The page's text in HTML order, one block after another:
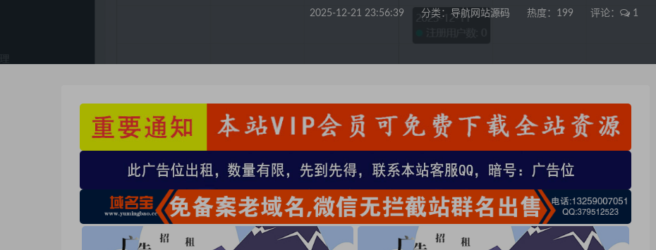
2025-12-21 23:56:39 分类： 导航网站源码 热度：199 评论： 1